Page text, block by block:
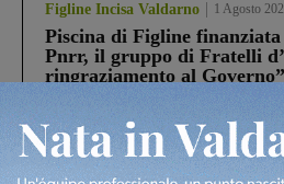
Figline Incisa Valdarno 1 Agosto
Piscina di Figline finanziata
Pnrr, il gruppo di Fratelli
ringraziamento al Governo”
Cronaca 4 Agosto 2026
Un anno fa la strage in A1
Gianni, Giulia e Franco. Lo